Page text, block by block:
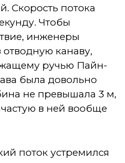
Скорость потока
Чтобы
инженеры
канаву,
ручью Пайн-
была довольно
не превышала 3 м,
в ней вообще
поток устремился